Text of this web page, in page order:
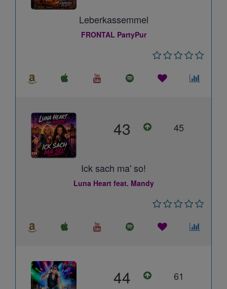
Leberkassemmel
FRONTAL PartyPur
43 45
Ick sach ma' so!
Luna Heart feat. Mandy
44 61